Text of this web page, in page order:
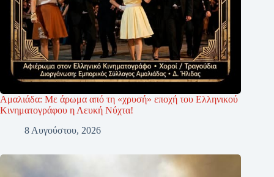
Αμαλιάδα: Με άρωμα από τη «χρυσή» εποχή του Ελληνικού
Κινηματογράφου η Λευκή Νύχτα!
8 Αυγούστου, 2026